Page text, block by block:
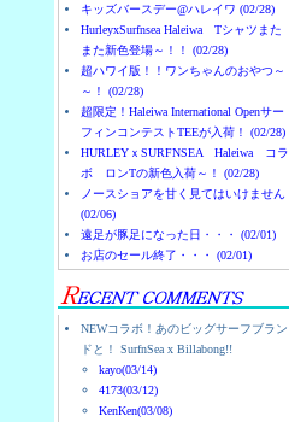
キッズバースデー@ハレイワ (02/28)
HurleyxSurfnsea Haleiwa Tシャツまた
また新色登場～！！ (02/28)
超ハワイ版！！ワンちゃんのおやつ～
～！ (02/28)
超限定！Haleiwa International Openサー
フィンコンテストTEEが入荷！ (02/28)
HURLEYｘSURFNSEA Haleiwa コラ
ボ ロンTの新色入荷～！ (02/28)
ノースショアを甘く見てはいけません
(02/06)
遠足が豚足になった日・・・ (02/01)
お店のセール終了・・・ (02/01)
NEWコラボ！あのビッグサーフブラン
ドと！ SurfnSea x Billabong!!
kayo(03/14)
4173(03/12)
KenKen(03/08)